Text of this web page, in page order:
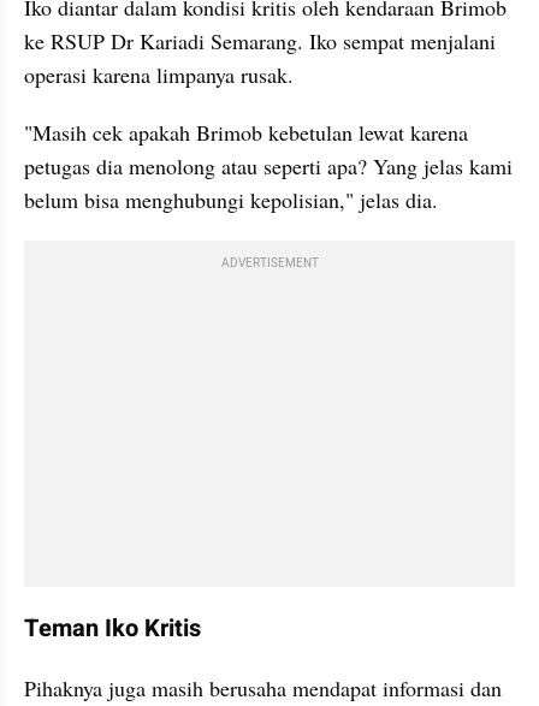
Iko diantar dalam kondisi kritis oleh kendaraan Brimob
ke RSUP Dr Kariadi Semarang. Iko sempat menjalani
operasi karena limpanya rusak.
"Masih cek apakah Brimob kebetulan lewat karena
petugas dia menolong atau seperti apa? Yang jelas kami
belum bisa menghubungi kepolisian," jelas dia.
ADVERTISEMENT
Teman Iko Kritis
Pihaknya juga masih berusaha mendapat informasi dan